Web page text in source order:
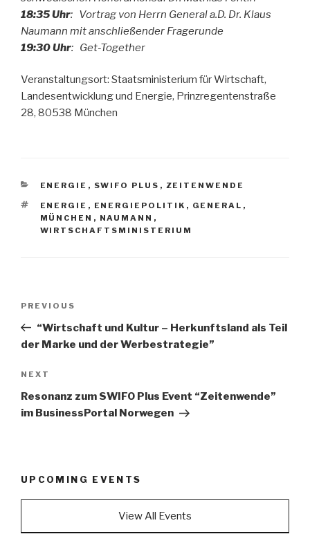
18:35 Uhr: Vortrag von Herrn General a.D. Dr. Klaus
Naumann mit anschließender Fragerunde
19:30 Uhr: Get-Together
Veranstaltungsort: Staatsministerium für Wirtschaft,
Landesentwicklung und Energie, Prinzregentenstraße
28, 80538 München
CATEGORIES
ENERGIE , SWIFO PLUS , ZEITENWENDE
TAGS
ENERGIE , ENERGIEPOLITIK , GENERAL ,
MÜNCHEN , NAUMANN ,
WIRTSCHAFTSMINISTERIUM
Previous
Post
PREVIOUS
“Wirtschaft und Kultur – Herkunftsland als Teil
der Marke und der Werbestrategie”
Next
Post
NEXT
Resonanz zum SWIFO Plus Event “Zeitenwende”
im BusinessPortal Norwegen
UPCOMING EVENTS
View All Events